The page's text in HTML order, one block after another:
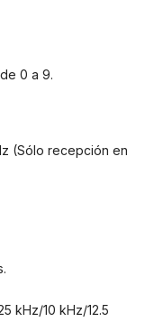
0 a 9.
(Sólo recepción en
kHz/10 kHz/12.5